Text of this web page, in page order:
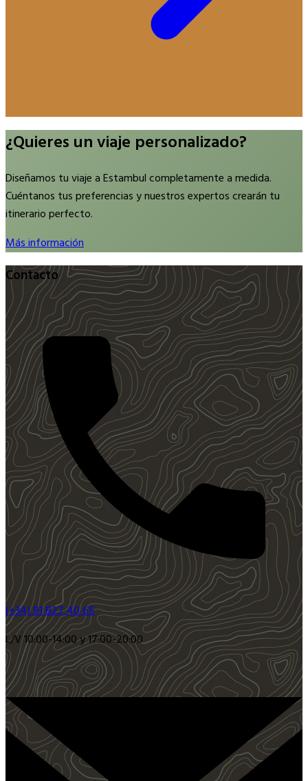
¿Quieres un viaje personalizado?
Diseñamos tu viaje a Estambul completamente a medida.
Cuéntanos tus preferencias y nuestros expertos crearán tu
itinerario perfecto.
Más información
Contacto
(+34) 91 827 40 65
L/V 10:00-14:00 y 17:00-20:00